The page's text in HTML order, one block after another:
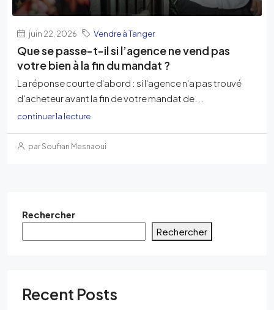
juin 22, 2026 Vendre à Tanger
Que se passe-t-il si l’agence ne vend pas
votre bien à la fin du mandat ?
La réponse courte d'abord : si l'agence n'a pas trouvé
d'acheteur avant la fin de votre mandat de...
continuer la lecture
par Soufian Mesnaoui
Rechercher
Rechercher
Recent Posts